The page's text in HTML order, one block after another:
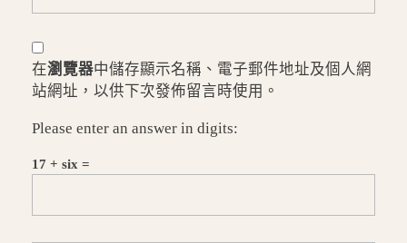
在瀏覽器中儲存顯示名稱、電子郵件地址及個人網
站網址，以供下次發佈留言時使用。
Please enter an answer in digits:
17 + six =